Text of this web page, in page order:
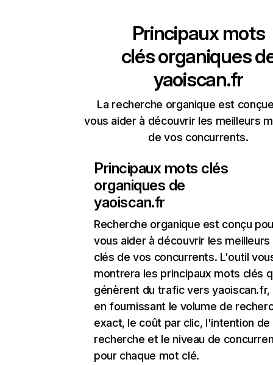
Principaux mots
clés organiques
yaoiscan.fr
La recherche organique est
vous aider à découvrir les meilleurs
de vos concurrents.
Principaux mots clés
organiques de
yaoiscan.fr
Recherche organique est conçu
vous aider à découvrir les
clés de vos concurrents. L'outil
montrera les principaux mots clés
génèrent du trafic vers
en fournissant le volume de
exact, le coût par clic, l'intention de
recherche et le niveau de
pour chaque mot clé.